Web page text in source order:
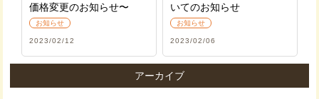
価格変更のお知らせ〜
お知らせ
2023/02/12
いてのお知らせ
お知らせ
2023/02/06
アーカイブ